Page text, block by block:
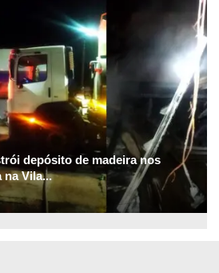
depósito de madeira nos
na Vila...